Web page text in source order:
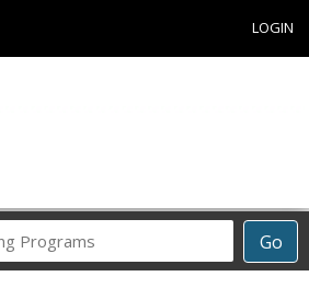
LOGIN
Go
Career